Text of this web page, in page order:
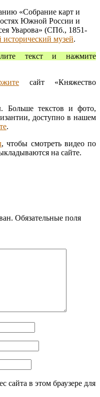
«Собрание карт и
Южной России и
Уварова» (СПб., 1851-
исторический музей.
текст и нажмите
сайт «Княжество
Больше текстов и фото,
доступно в нашем
.
, чтобы смотреть видео по
на сайте.
Обязательные поля
сайта в этом браузере для